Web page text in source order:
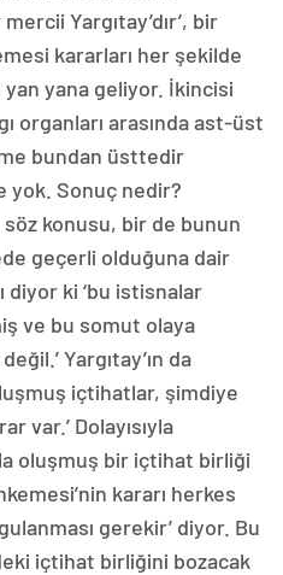
Yargıtay’dır’, bir
kararları her şekilde
yan yana geliyor. İkincisi
organları arasında ast-üst
bundan üsttedir
yok. Sonuç nedir?
söz konusu, bir de bunun
geçerli olduğuna dair
diyor ki ‘bu istisnalar
ve bu somut olaya
Yargıtay’ın da
içtihatlar, şimdiye
var.’ Dolayısıyla
oluşmuş bir içtihat birliği
kararı herkes
gerekir’ diyor. Bu
içtihat birliğini bozacak